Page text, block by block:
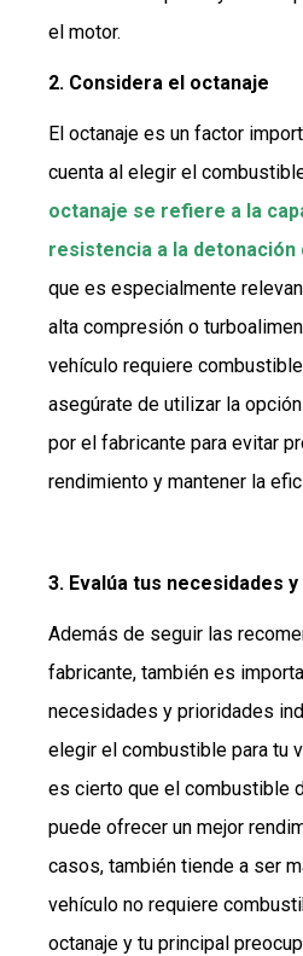
el motor.
2. Considera el octanaje
El octanaje es un factor
cuenta al elegir el
octanaje se refiere a la
resistencia a la detonación
que es especialmente
alta compresión o
vehículo requiere
asegúrate de utilizar la
por el fabricante para evitar
rendimiento y mantener la
3. Evalúa tus necesidades
Además de seguir las
fabricante, también es
necesidades y prioridades
elegir el combustible para tu
es cierto que el combustible
puede ofrecer un mejor
casos, también tiende a ser
vehículo no requiere
octanaje y tu principal